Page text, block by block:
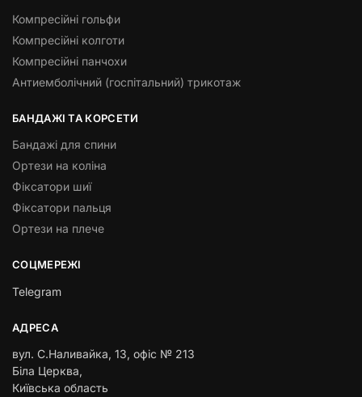
Компресійні гольфи
Компресійні колготи
Компресійні панчохи
Антиемболічний (госпітальний) трикотаж
БАНДАЖІ ТА КОРСЕТИ
Бандажі для спини
Ортези на коліна
Фіксатори шиї
Фіксатори пальця
Ортези на плече
СОЦМЕРЕЖІ
Telegram
АДРЕСА
вул. С.Наливайка, 13, офіс № 213
Біла Церква,
Київська область